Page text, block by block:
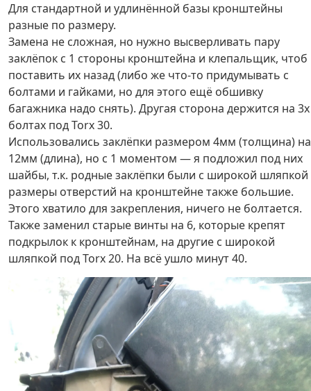
Для стандартной и удлинённой базы кронштейны
разные по размеру.
Замена не сложная, но нужно высверливать пару
заклёпок с 1 стороны кронштейна и клепальщик, чтоб
поставить их назад (либо же что-то придумывать с
болтами и гайками, но для этого ещё обшивку
багажника надо снять). Другая сторона держится на 3х
болтах под Torx 30.
Использовались заклёпки размером 4мм (толщина) на
12мм (длина), но с 1 моментом — я подложил под них
шайбы, т.к. родные заклёпки были с широкой шляпкой
размеры отверстий на кронштейне также большие.
Этого хватило для закрепления, ничего не болтается.
Также заменил старые винты на 6, которые крепят
подкрылок к кронштейнам, на другие с широкой
шляпкой под Torx 20. На всё ушло минут 40.